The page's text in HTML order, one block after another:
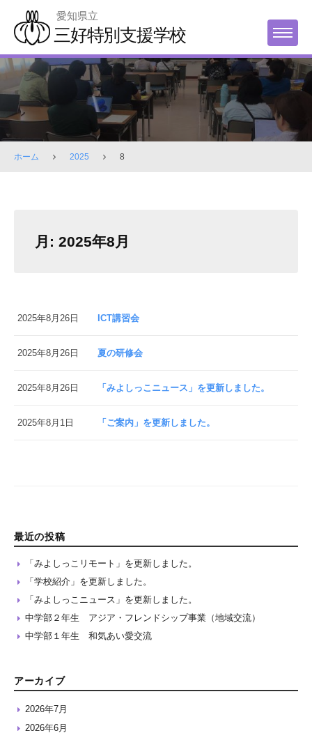
content
愛知県立
三好特別支援学校 MENU
ホーム 2025 8
月: 2025年8月
2025年8月26日 ICT講習会
2025年8月26日 夏の研修会
2025年8月26日 「みよしっこニュース」を更新しました。
2025年8月1日 「ご案内」を更新しました。
最近の投稿
「みよしっこリモート」を更新しました。
「学校紹介」を更新しました。
「みよしっこニュース」を更新しました。
中学部２年生 アジア・フレンドシップ事業（地域交流）
中学部１年生 和気あい愛交流
アーカイブ
2026年7月
2026年6月